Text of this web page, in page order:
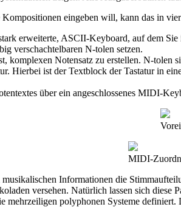
eingeben will, kann das in
erweiterte, ASCII-Keyboard, auf dem
verschachtelbaren N-tolen setzen.
komplexen Notensatz zu erstellen. N-tolen
Hierbei ist der Textblock der Tastatur in
über ein angeschlossenes MIDI-
MIDI-
Informationen die
versehen. Natürlich lassen sich diese
polyphonen Systeme